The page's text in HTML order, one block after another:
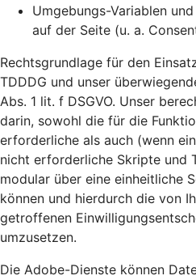
Umgebungs-Variablen
auf der Seite (u. a.
Rechtsgrundlage für den
TDDDG und unser
Abs. 1 lit. f DSGVO. Unser
darin, sowohl die für die
erforderliche als auch (wenn
nicht erforderliche Skripte und
modular über eine einheitliche
können und hierdurch die von
getroffenen
umzusetzen.
Die Adobe-Dienste können